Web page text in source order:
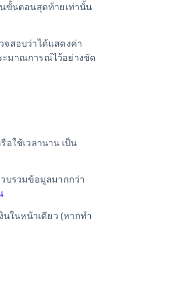
ขั้นตอนสุดท้ายเท่านั้น
สอบว่าได้แสดงค่า
ะมาณการณ์ไว้อย่างชัด
ใช้เวลานาน เป็น
บรวมข้อมูลมากกว่า
นในหน้าเดียว (หากทํา